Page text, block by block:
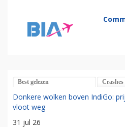
Best gelezen Crashes
Donkere wolken boven IndiGo:
vloot weg
31 jul 26